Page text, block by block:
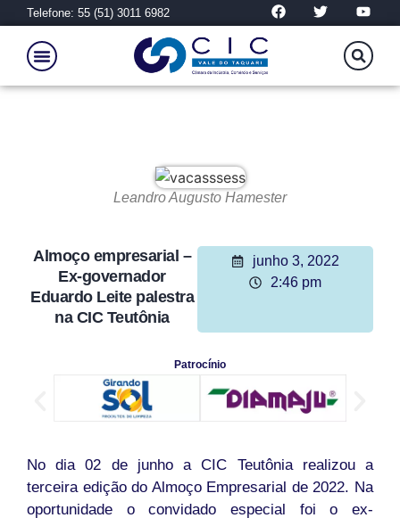
Telefone: 55 (51) 3011 6982
Leandro Augusto Hamester
Almoço empresarial –
Ex-governador
Eduardo Leite palestra
na CIC Teutônia
junho 3, 2022
2:46 pm
Patrocínio
No dia 02 de junho a CIC Teutônia realizou a
terceira edição do Almoço Empresarial de 2022. Na
oportunidade o convidado especial foi o ex-